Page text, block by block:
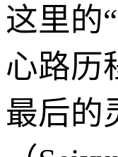
这里的
心路历
最后的